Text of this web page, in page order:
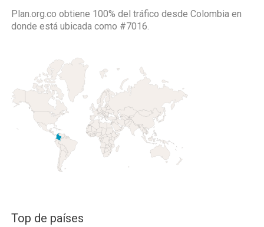
Plan.org.co obtiene 100% del tráfico desde Colombia en
donde está ubicada como #7016.
Top de países